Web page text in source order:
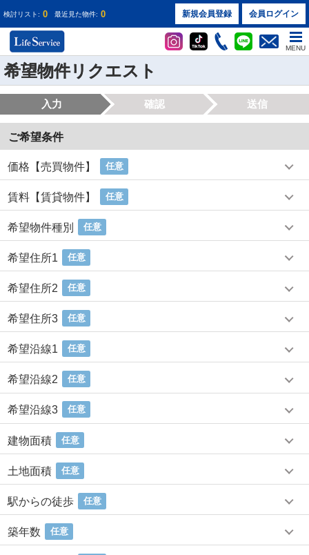
検討リスト: 0 最近見た物件: 0 新規会員登録 会員ログイン
MENU
希望物件リクエスト
入力 確認 送信
ご希望条件
価格【売買物件】 任意
賃料【賃貸物件】 任意
希望物件種別 任意
希望住所1 任意
希望住所2 任意
希望住所3 任意
希望沿線1 任意
希望沿線2 任意
希望沿線3 任意
建物面積 任意
土地面積 任意
駅からの徒歩 任意
築年数 任意